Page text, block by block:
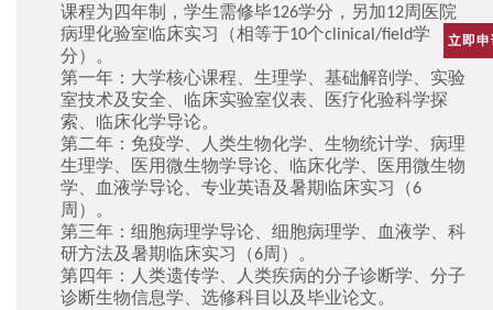
课程为四年制，学生需修毕126学分，另加12周医院
病理化验室临床实习（相等于10个clinical/field学
分）。
第一年：大学核心课程、生理学、基础解剖学、实验
室技术及安全、临床实验室仪表、医疗化验科学探
索、临床化学导论。
第二年：免疫学、人类生物化学、生物统计学、病理
生理学、医用微生物学导论、临床化学、医用微生物
学、血液学导论、专业英语及暑期临床实习（6
周）。
第三年：细胞病理学导论、细胞病理学、血液学、科
研方法及暑期临床实习（6周）。
第四年：人类遗传学、人类疾病的分子诊断学、分子
诊断生物信息学、选修科目以及毕业论文。
立即